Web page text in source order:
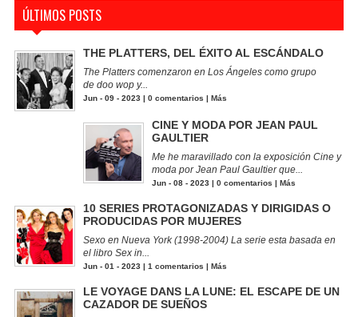
ÚLTIMOS POSTS
THE PLATTERS, DEL ÉXITO AL ESCÁNDALO
The Platters comenzaron en Los Ángeles como grupo
de doo wop y...
Jun - 09 - 2023 | 0 comentarios | Más
CINE Y MODA POR JEAN PAUL
GAULTIER
Me he maravillado con la exposición Cine y
moda por Jean Paul Gaultier que...
Jun - 08 - 2023 | 0 comentarios | Más
10 SERIES PROTAGONIZADAS Y DIRIGIDAS O
PRODUCIDAS POR MUJERES
Sexo en Nueva York (1998-2004) La serie esta basada en
el libro Sex in...
Jun - 01 - 2023 | 1 comentarios Más
LE VOYAGE DANS LA LUNE: EL ESCAPE DE UN
CAZADOR DE SUEÑOS